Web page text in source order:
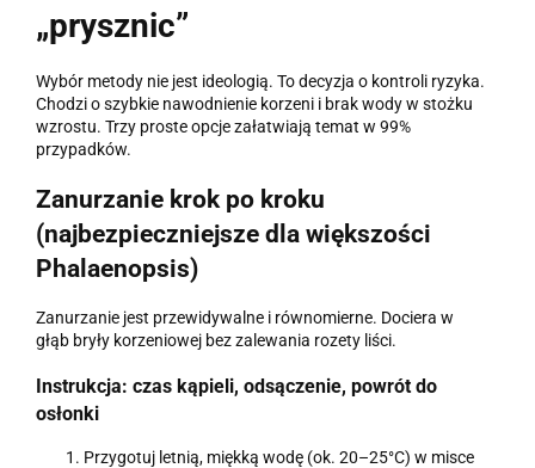
„prysznic”
Wybór metody nie jest ideologią. To decyzja o kontroli ryzyka.
Chodzi o szybkie nawodnienie korzeni i brak wody w stożku
wzrostu. Trzy proste opcje załatwiają temat w 99%
przypadków.
Zanurzanie krok po kroku
(najbezpieczniejsze dla większości
Phalaenopsis)
Zanurzanie jest przewidywalne i równomierne. Dociera w
głąb bryły korzeniowej bez zalewania rozety liści.
Instrukcja: czas kąpieli, odsączenie, powrót do
osłonki
Przygotuj letnią, miękką wodę (ok. 20–25°C) w misce